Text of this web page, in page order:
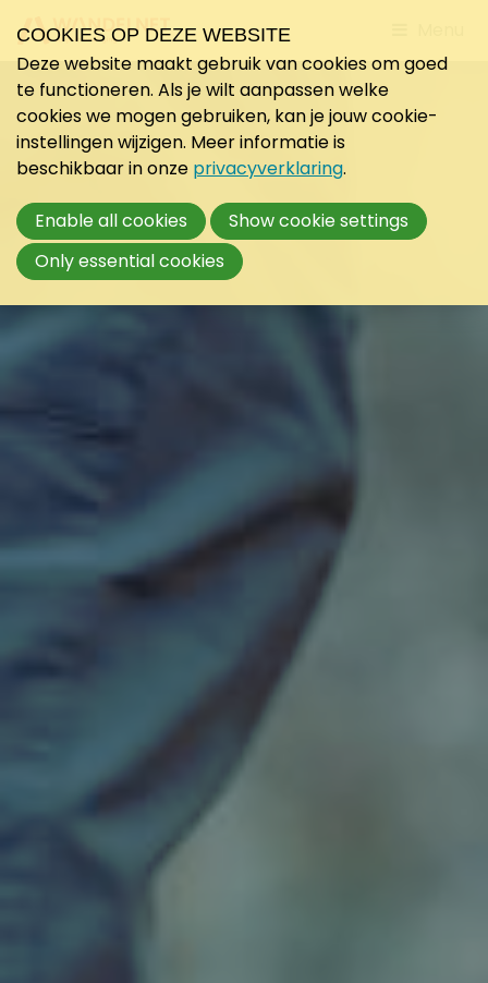
to
COOKIES OP DEZE WEBSITE
Deze website maakt gebruik van cookies om goed
te functioneren. Als je wilt aanpassen welke
cookies we mogen gebruiken, kan je jouw cookie-
instellingen wijzigen. Meer informatie is
beschikbaar in onze privacyverklaring.
Enable all cookies
Show cookie settings
Only essential cookies